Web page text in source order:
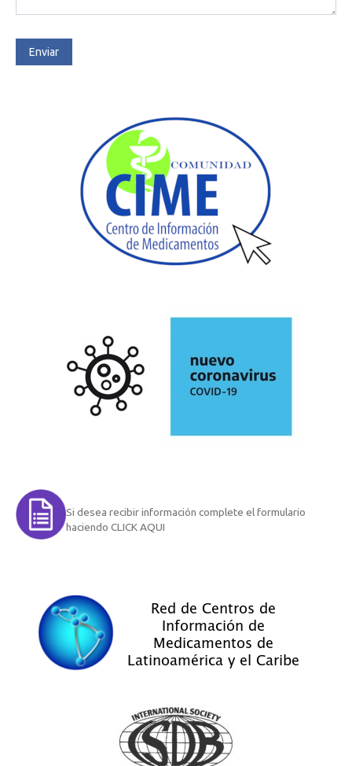
Enviar
Si desea recibir información complete el formulario
haciendo CLICK AQUI